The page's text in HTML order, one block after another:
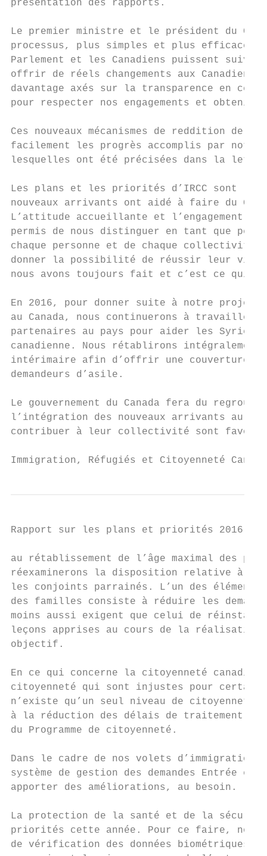
présentation des rapports.
Le premier ministre et le président du
processus, plus simples et plus efficaces,
Parlement et les Canadiens puissent
offrir de réels changements aux
davantage axés sur la transparence en
pour respecter nos engagements et
Ces nouveaux mécanismes de reddition de
facilement les progrès accomplis par
lesquelles ont été précisées dans la lettre
Les plans et les priorités d’IRCC sont la
nouveaux arrivants ont aidé à faire du
L’attitude accueillante et l’engagement
permis de nous distinguer en tant que
chaque personne et de chaque
donner la possibilité de réussir leur vie
nous avons toujours fait et c’est ce qui a
En 2016, pour donner suite à notre
au Canada, nous continuerons à travailler
partenaires au pays pour aider les
canadienne. Nous rétablirons intégralement
intérimaire afin d’offrir une couverture
demandeurs d’asile.
Le gouvernement du Canada fera du
l’intégration des nouveaux arrivants au
contribuer à leur collectivité sont
Immigration, Réfugiés et
Rapport sur les plans et priorités 2016-
au rétablissement de l’âge maximal des
réexaminerons la disposition relative à la
les conjoints parrainés. L’un des
des familles consiste à réduire les
moins aussi exigent que celui de
leçons apprises au cours de la
objectif.
En ce qui concerne la citoyenneté
citoyenneté qui sont injustes pour
n’existe qu’un seul niveau de citoyenneté
à la réduction des délais de traitement
du Programme de citoyenneté.
Dans le cadre de nos volets d’immigration
système de gestion des demandes Entrée
apporter des améliorations, au besoin.
La protection de la santé et de la sécurité
priorités cette année. Pour ce faire,
de vérification des données